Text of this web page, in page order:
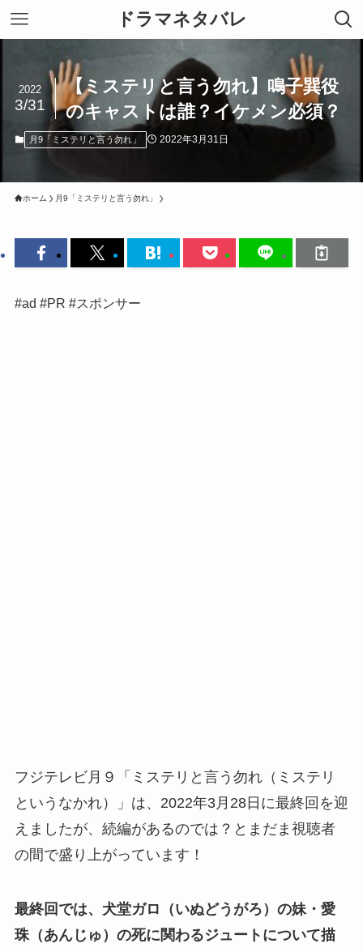
ドラマネタバレ
【ミステリと言う勿れ】鳴子巽役
のキャストは誰？イケメン必須？
2022
3/31
月9「ミステリと言う勿れ」 2022年3月31日
ホーム 月9「ミステリと言う勿れ」
#ad #PR #スポンサー
フジテレビ月９ 「 ミステリと言う勿れ（ミステリ
というなかれ）
」は、2022年3月28日に最終回を迎
えましたが、続編があるのでは？とまだま視聴者
の間で盛り上がっています！
最終回では、犬堂ガロ（いぬどうがろ）の妹・愛
珠（あんじゅ）の死に関わるジュートについて描